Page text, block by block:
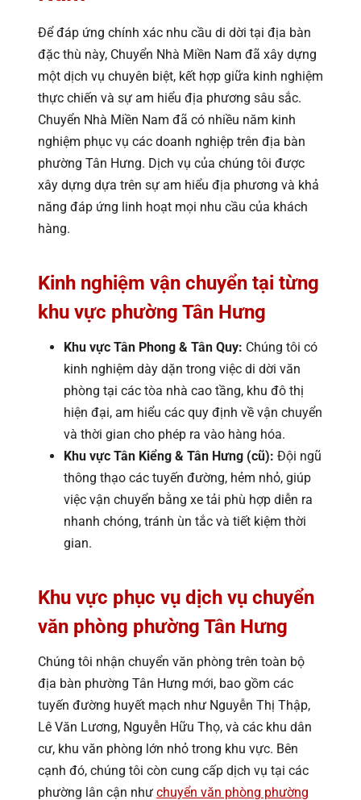
Để đáp ứng chính xác nhu cầu di dời tại địa bàn
đặc thù này, Chuyển Nhà Miền Nam đã xây dựng
một dịch vụ chuyên biệt, kết hợp giữa kinh nghiệm
thực chiến và sự am hiểu địa phương sâu sắc.
Chuyển Nhà Miền Nam đã có nhiều năm kinh
nghiệm phục vụ các doanh nghiệp trên địa bàn
phường Tân Hưng. Dịch vụ của chúng tôi được
xây dựng dựa trên sự am hiểu địa phương và khả
năng đáp ứng linh hoạt mọi nhu cầu của khách
hàng.
Kinh nghiệm vận chuyển tại từng
khu vực phường Tân Hưng
Khu vực Tân Phong & Tân Quy: Chúng tôi có
kinh nghiệm dày dặn trong việc di dời văn
phòng tại các tòa nhà cao tầng, khu đô thị
hiện đại, am hiểu các quy định về vận chuyển
và thời gian cho phép ra vào hàng hóa.
Khu vực Tân Kiểng & Tân Hưng (cũ): Đội ngũ
thông thạo các tuyến đường, hẻm nhỏ, giúp
việc vận chuyển bằng xe tải phù hợp diễn ra
nhanh chóng, tránh ùn tắc và tiết kiệm thời
gian.
Khu vực phục vụ dịch vụ chuyển
văn phòng phường Tân Hưng
Chúng tôi nhận chuyển văn phòng trên toàn bộ
địa bàn phường Tân Hưng mới, bao gồm các
tuyến đường huyết mạch như Nguyễn Thị Thập,
Lê Văn Lương, Nguyễn Hữu Thọ, và các khu dân
cư, khu văn phòng lớn nhỏ trong khu vực. Bên
cạnh đó, chúng tôi còn cung cấp dịch vụ tại các
phường lân cận như chuyển văn phòng phường